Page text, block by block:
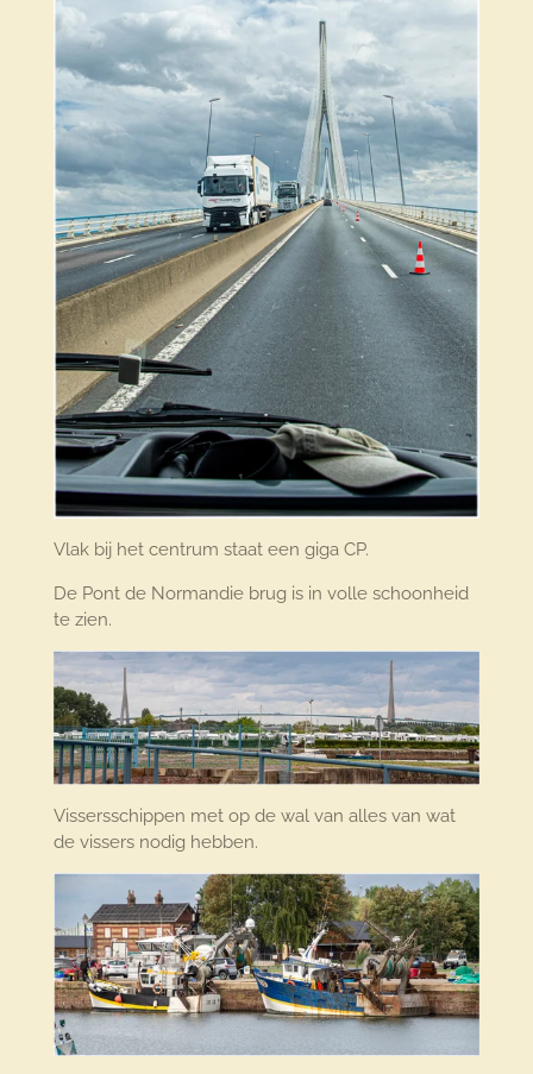
Vlak bij het centrum staat een giga CP.
De Pont de Normandie brug is in volle schoonheid
te zien.
Vissersschippen met op de wal van alles van wat
de vissers nodig hebben.